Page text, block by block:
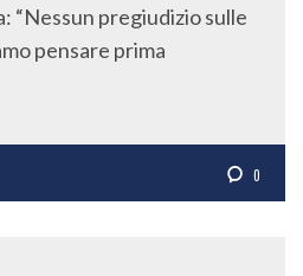
“Nessun pregiudizio sulle
pensare prima
0